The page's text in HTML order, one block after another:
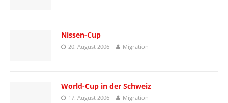
Nissen-Cup
20. August 2006 Migration
World-Cup in der Schweiz
17. August 2006 Migration